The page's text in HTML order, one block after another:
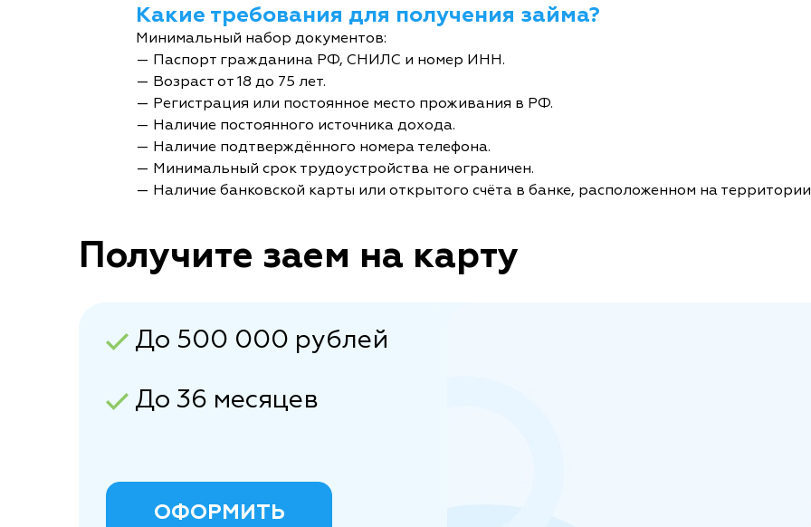
Какие требования для получения займа?
Минимальный набор документов:
— Паспорт гражданина РФ, СНИЛС и номер ИНН.
— Возраст от 18 до 75 лет.
— Регистрация или постоянное место проживания в РФ.
— Наличие постоянного источника дохода.
— Наличие подтверждённого номера телефона.
— Минимальный срок трудоустройства не ограничен.
— Наличие банковской карты или открытого счёта в банке, расположенном на
Получите заем на карту
До 500 000 рублей
До 36 месяцев
ОФОРМИТЬ